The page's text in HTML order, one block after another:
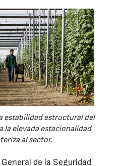
estabilidad estructural del
la elevada estacionalidad
al sector.
de la Seguridad